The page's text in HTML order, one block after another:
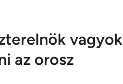
vagyok
az orosz